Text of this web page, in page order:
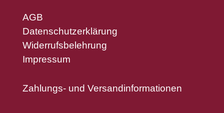
AGB
Datenschutzerklärung
Widerrufsbelehrung
Impressum
Zahlungs- und Versandinformationen